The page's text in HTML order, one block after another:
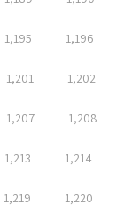
1,195 1,196
1,201 1,202
1,207 1,208
1,213 1,214
1,219 1,220